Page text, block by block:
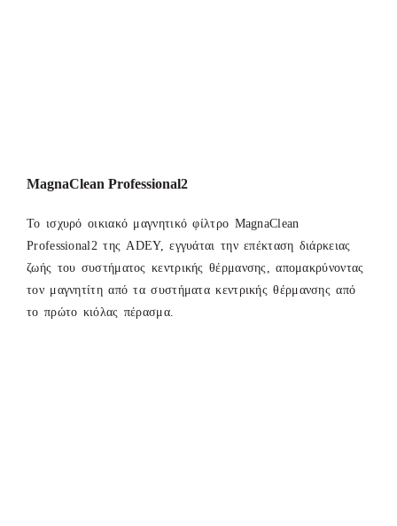
MagnaClean Professional2
Το ισχυρό οικιακό μαγνητικό φίλτρο MagnaClean
Professional2 της ADEY, εγγυάται την επέκταση διάρκειας
ζωής του συστήματος κεντρικής θέρμανσης, απομακρύνοντας
τον μαγνητίτη από τα συστήματα κεντρικής θέρμανσης από
το πρώτο κιόλας πέρασμα.